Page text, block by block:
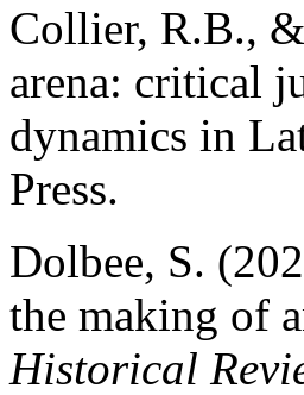
Collier, R.B.,
arena: critical
dynamics in
Press.
Dolbee, S.
the making of
Historical